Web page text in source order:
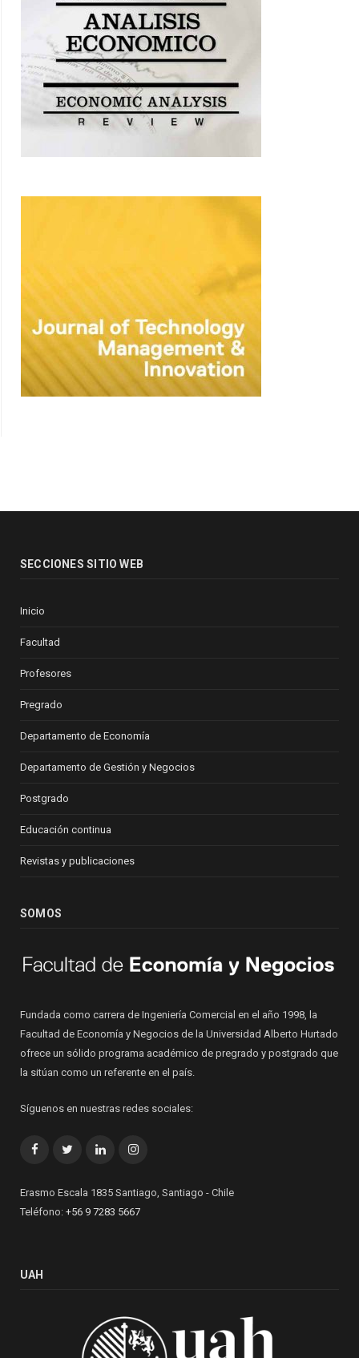
SECCIONES SITIO WEB
Inicio
Facultad
Profesores
Pregrado
Departamento de Economía
Departamento de Gestión y Negocios
Postgrado
Educación continua
Revistas y publicaciones
SOMOS
Fundada como carrera de Ingeniería Comercial en el año 1998, la
Facultad de Economía y Negocios de la Universidad Alberto Hurtado
ofrece un sólido programa académico de pregrado y postgrado que
la sitúan como un referente en el país.
Síguenos en nuestras redes sociales:
FacebookTwitterLinkedInInstagram
Erasmo Escala 1835 Santiago, Santiago - Chile
Teléfono: +56 9 7283 5667
UAH